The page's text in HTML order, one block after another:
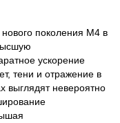
поколения M4 в
ускорение
тени и отражение в
выглядят невероятно